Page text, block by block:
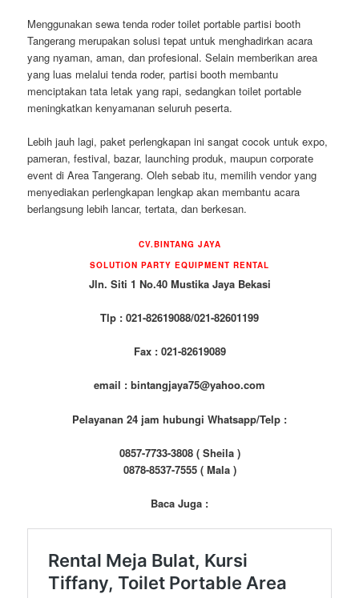
Menggunakan sewa tenda roder toilet portable partisi booth
Tangerang merupakan solusi tepat untuk menghadirkan acara
yang nyaman, aman, dan profesional. Selain memberikan area
yang luas melalui tenda roder, partisi booth membantu
menciptakan tata letak yang rapi, sedangkan toilet portable
meningkatkan kenyamanan seluruh peserta.
Lebih jauh lagi, paket perlengkapan ini sangat cocok untuk expo,
pameran, festival, bazar, launching produk, maupun corporate
event di Area Tangerang. Oleh sebab itu, memilih vendor yang
menyediakan perlengkapan lengkap akan membantu acara
berlangsung lebih lancar, tertata, dan berkesan.
CV.BINTANG JAYA
SOLUTION PARTY EQUIPMENT RENTAL
Jln. Siti 1 No.40 Mustika Jaya Bekasi
Tlp : 021-82619088/021-82601199
Fax : 021-82619089
email : bintangjaya75@yahoo.com
Pelayanan 24 jam hubungi Whatsapp/Telp :
0857-7733-3808 ( Sheila )
0878-8537-7555 ( Mala )
Baca Juga :